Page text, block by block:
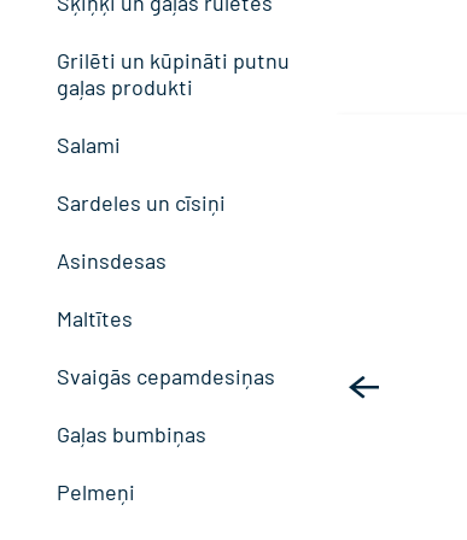
Grilēti un kūpināti putnu
gaļas produkti
Salami
Sardeles un cīsiņi
Asinsdesas
Maltītes
Svaigās cepamdesiņas
Gaļas bumbiņas
Pelmeņi